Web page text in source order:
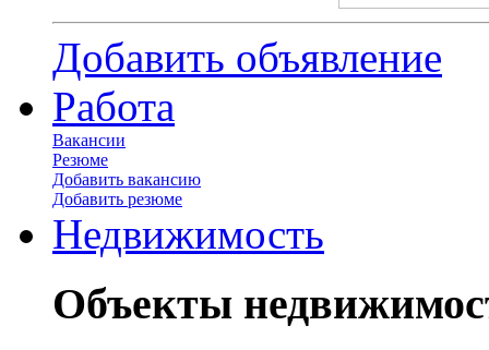
Добавить объявление
Работа
Вакансии
Резюме
Добавить вакансию
Добавить резюме
Недвижимость
Объекты